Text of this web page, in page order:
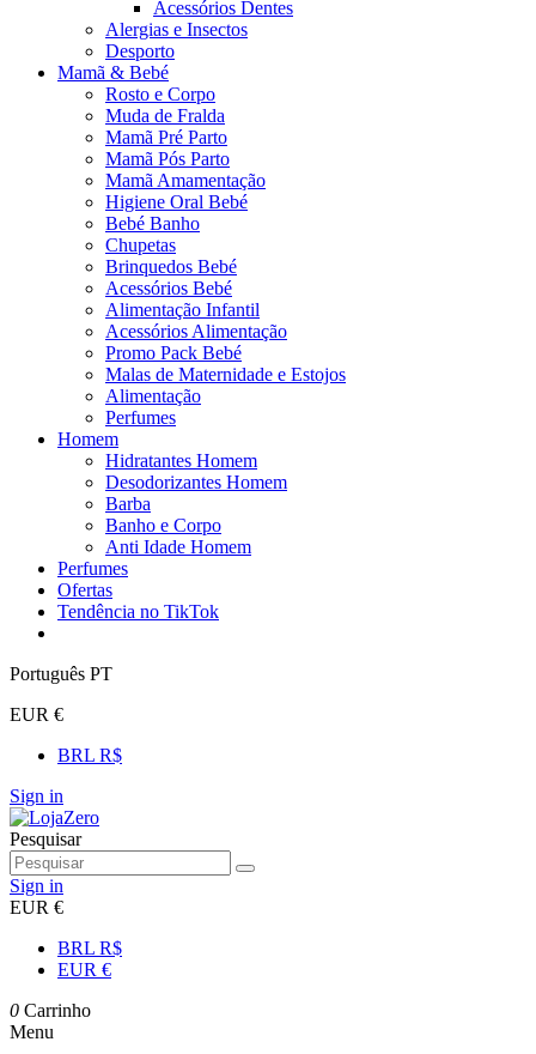
Acessórios Dentes
Alergias e Insectos
Desporto
Mamã & Bebé
Rosto e Corpo
Muda de Fralda
Mamã Pré Parto
Mamã Pós Parto
Mamã Amamentação
Higiene Oral Bebé
Bebé Banho
Chupetas
Brinquedos Bebé
Acessórios Bebé
Alimentação Infantil
Acessórios Alimentação
Promo Pack Bebé
Malas de Maternidade e Estojos
Alimentação
Perfumes
Homem
Hidratantes Homem
Desodorizantes Homem
Barba
Banho e Corpo
Anti Idade Homem
Perfumes
Ofertas
Tendência no TikTok
Português PT
EUR €
BRL R$
Sign in
Pesquisar
Sign in
EUR €
BRL R$
EUR €
0 Carrinho
Menu